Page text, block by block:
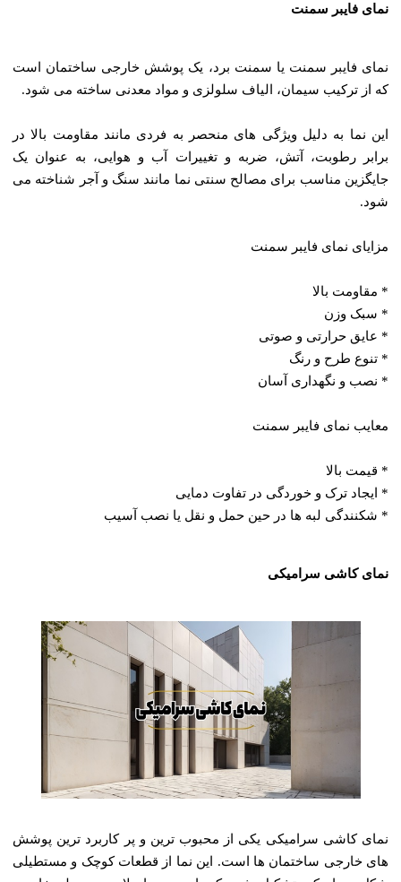
نمای فایبر سمنت
نمای فایبر سمنت یا سمنت برد، یک پوشش خارجی ساختمان است
که از ترکیب سیمان، الیاف سلولزی و مواد معدنی ساخته می‌ شود.
این نما به دلیل ویژگی‌ های منحصر به فردی مانند مقاومت بالا در
برابر رطوبت، آتش، ضربه و تغییرات آب و هوایی، به عنوان یک
جایگزین مناسب برای مصالح سنتی نما مانند سنگ و آجر شناخته می‌
شود.
مزایای نمای فایبر سمنت
* مقاومت بالا
* سبک وزن
* عایق حرارتی و صوتی
* تنوع طرح و رنگ
* نصب و نگهداری آسان
معایب نمای فایبر سمنت
* قیمت بالا
* ایجاد ترک و خوردگی در تفاوت دمایی
* شکنندگی لبه‌ ها در حین حمل و نقل یا نصب آسیب
نمای کاشی سرامیکی
نمای کاشی سرامیکی یکی از محبوب ‌ترین و پر کاربرد ترین پوشش‌
های خارجی ساختمان‌ ها است. این نما از قطعات کوچک و مستطیلی